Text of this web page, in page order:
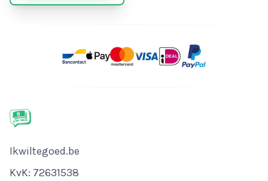
Bedrijfsnaam
Ikwiltegoed.be
KvK-nummer
KvK: 72631538